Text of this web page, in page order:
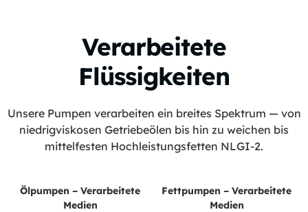
Verarbeitete
Flüssigkeiten
Unsere Pumpen verarbeiten ein breites Spektrum — von
niedrigviskosen Getriebeölen bis hin zu weichen bis
mittelfesten Hochleistungsfetten NLGI-2.
Ölpumpen – Verarbeitete
Medien
Fettpumpen – Verarbeitete
Medien